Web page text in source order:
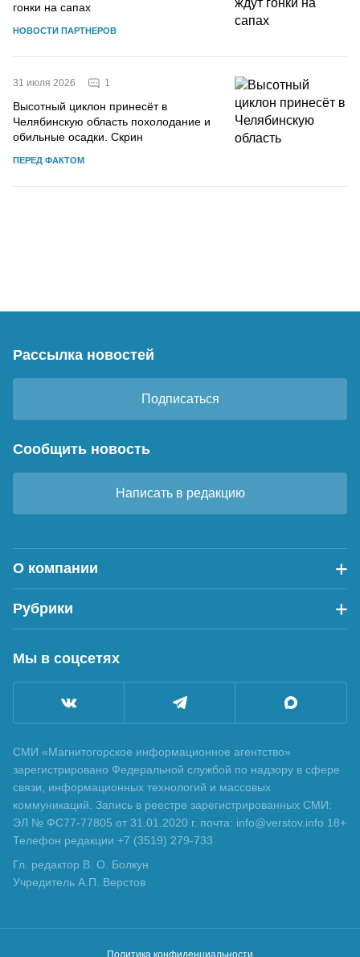
гонки на сапах
НОВОСТИ ПАРТНЕРОВ
31 июля 2026 1
Высотный циклон принесёт в
Челябинскую область похолодание и
обильные осадки. Скрин
ПЕРЕД ФАКТОМ
Рассылка новостей
Подписаться
Сообщить новость
Написать в редакцию
О компании
Рубрики
Мы в соцсетях
СМИ «Магнитогорское информационное агентство»
зарегистрировано Федеральной службой по надзору в сфере
связи, информационных технологий и массовых
коммуникаций. Запись в реестре зарегистрированных СМИ:
ЭЛ № ФС77-77805 от 31.01.2020 г. почта: info@verstov.info 18+
Телефон редакции +7 (3519) 279-733
Гл. редактор В. О. Болкун
Учредитель А.П. Верстов
Политика конфиденциальности